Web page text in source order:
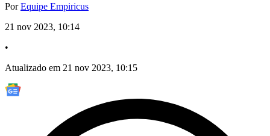
PorEquipe Empiricus
21 nov 2023, 10:14
•
Atualizado em 21 nov 2023, 10:15